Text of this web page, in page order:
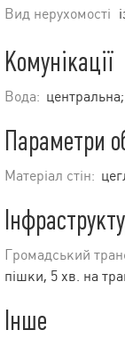
Вид нерухомості
Комунікації
Вода: центральна;
Параметри
Матеріал стін:
Громадський
пішки, 5 хв. на
Інше